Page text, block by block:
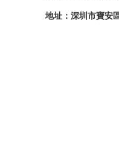
地址：深圳市寶安